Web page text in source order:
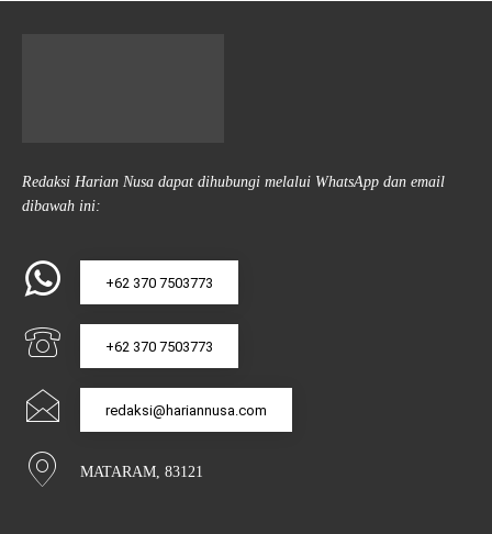
Redaksi Harian Nusa dapat dihubungi melalui WhatsApp dan email
dibawah ini:
+62 370 7503773
+62 370 7503773
redaksi@hariannusa.com
MATARAM, 83121